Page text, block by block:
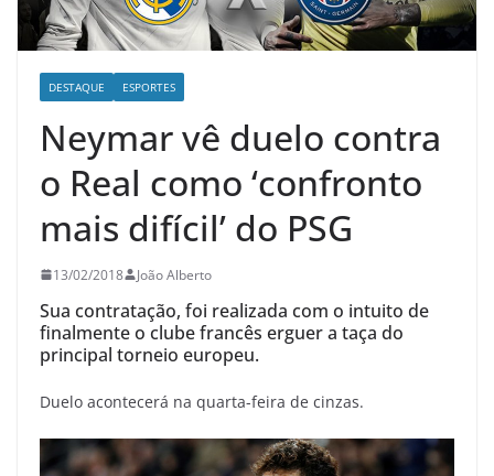
DESTAQUE ESPORTES
Neymar vê duelo contra
o Real como ‘confronto
mais difícil’ do PSG
13/02/2018 João Alberto
Sua contratação, foi realizada com o intuito de
finalmente o clube francês erguer a taça do
principal torneio europeu.
Duelo acontecerá na quarta-feira de cinzas.